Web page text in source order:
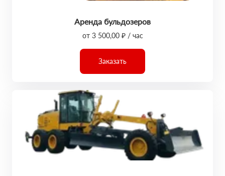
Аренда бульдозеров
от 3 500,00 ₽ / час
Заказать